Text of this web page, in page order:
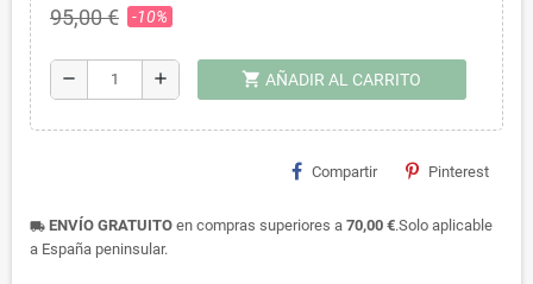
95,00 € -10%
remove add shopping_cart AÑADIR AL CARRITO
Compartir Pinterest
local_shipping ENVÍO GRATUITO en compras superiores a 70,00 €.Solo aplicable
a España peninsular.